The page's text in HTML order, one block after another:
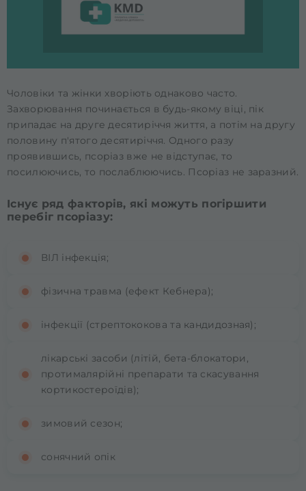
Чоловіки та жінки хворіють однаково часто.
Захворювання починається в будь-якому віці, пік
припадає на друге десятиріччя життя, а потім на другу
половину п'ятого десятиріччя. Одного разу
проявившись, псоріаз вже не відступає, то
посилюючись, то послаблюючись. Псоріаз не заразний.
Існує ряд факторів, які можуть погіршити
перебіг псоріазу:
ВІЛ інфекція;
фізична травма (ефект Кебнера);
інфекції (стрептококова та кандидозная);
лікарські засоби (літій, бета-блокатори,
протималярійні препарати та скасування
кортикостероїдів);
зимовий сезон;
сонячний опік